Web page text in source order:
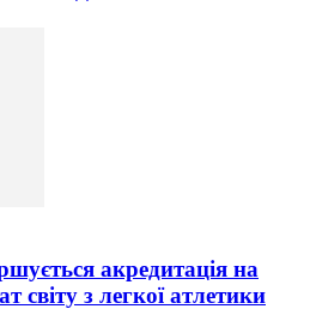
акредитація на
світу з легкої атлетики